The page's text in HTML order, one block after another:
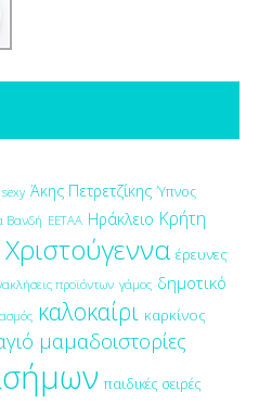
sexy Άκης Πετρετζίκης Ύπνος
Βανδή ΕΕΤΑΑ Ηράκλειο Κρήτη
Χριστούγεννα έρευνες
προϊόντων γάμος δημοτικό
καλοκαίρι καρκίνος
μαμαδοιστορίες
παιδικές σειρές